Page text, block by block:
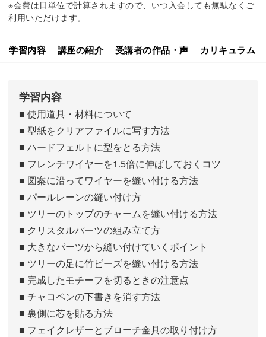
※会費は日単位で計算されますので、いつ入会しても無駄なくご
利用いただけます。
学習内容 講座の紹介 受講者の作品・声 カリキュラム
学習内容
■ 使用道具・材料について
■ 型紙をクリアファイルに写す方法
■ ハードフェルトに型をとる方法
■ フレンチワイヤーを1.5倍に伸ばしておくコツ
■ 図案に沿ってワイヤーを縫い付ける方法
■ パールレーンの縫い付け方
■ ツリーのトップのチャームを縫い付ける方法
■ クリスタルパーツの組み立て方
■ 大きなパーツから縫い付けていくポイント
■ ツリーの足に竹ビーズを縫い付ける方法
■ 完成したモチーフを切るときの注意点
■ チャコペンの下書きを消す方法
■ 裏側に芯を貼る方法
■ フェイクレザーとブローチ金具の取り付け方